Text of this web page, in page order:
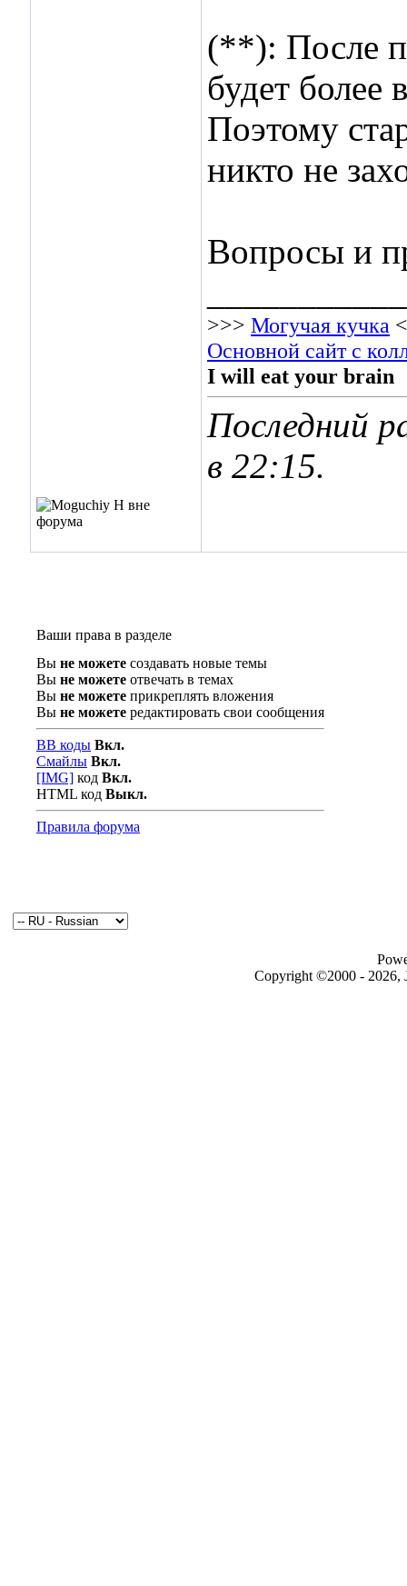
(**): После
будет более
Поэтому
никто не
Вопросы и
>>> Могучая кучка
Основной сайт с
I will eat your brain
Последний
в 22:15.
Ваши права в разделе
Вы не можете создавать новые темы
Вы не можете отвечать в темах
Вы не можете прикреплять вложения
Вы не можете редактировать свои сообщения
BB коды Вкл.
Смайлы Вкл.
[IMG] код Вкл.
HTML код Выкл.
Правила форума
Copyright ©2000 - 2026,